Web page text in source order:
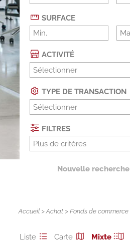
SURFACE
ACTIVITÉ
Sélectionner
TYPE DE TRANSACTION
Sélectionner
FILTRES
Plus de critères
Nouvelle recherche
Accueil >Achat >Fonds de commerce
Liste Carte
Mixte